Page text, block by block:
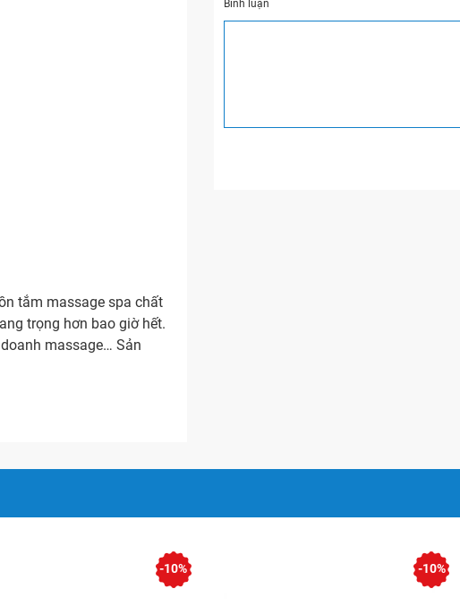
tắm massage spa chất
trọng hơn bao giờ hết.
massage… Sản
Bình luận
-10% -10%